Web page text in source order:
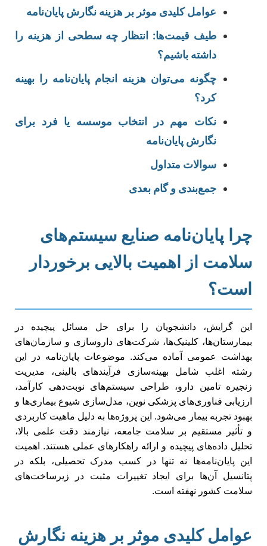
عوامل کلیدی موثر بر هزینه نگارش پایان‌نامه
طیف قیمت‌ها: انتظار چه سطحی از هزینه را
داشته باشیم؟
چگونه می‌توان هزینه انجام پایان‌نامه را بهینه
کرد؟
نکات مهم در انتخاب موسسه یا فرد برای
نگارش پایان‌نامه
سوالات متداول
جمع‌بندی و گام بعدی
چرا پایان‌نامه صنایع سیستم‌های
سلامت از اهمیت بالایی برخوردار
است؟
این گرایش، دانشجویان را برای حل مسائل پیچیده در
بیمارستان‌ها، کلینیک‌ها، شرکت‌های داروسازی و سازمان‌های
بهداشت عمومی آماده می‌کند. موضوعات پایان‌نامه در این
رشته اغلب شامل بهینه‌سازی فرآیندهای بالینی، مدیریت
زنجیره تامین دارو، طراحی سیستم‌های نوبت‌دهی کارآمد،
ارزیابی فناوری‌های پزشکی نوین، مدل‌سازی شیوع بیماری‌ها و
بهبود تجربه بیمار می‌شود. این پروژه‌ها به دلیل ماهیت کاربردی
و تأثیر مستقیم بر سلامت جامعه، نیازمند دقت علمی بالا،
تحلیل داده‌های پیچیده و ارائه راهکارهای عملی هستند. اهمیت
این پایان‌نامه‌ها نه تنها در کسب مدرک تحصیلی، بلکه در
پتانسیل آن‌ها برای ایجاد تغییرات مثبت در زیرساخت‌های
سلامت کشور نهفته است.
عوامل کلیدی موثر بر هزینه نگارش